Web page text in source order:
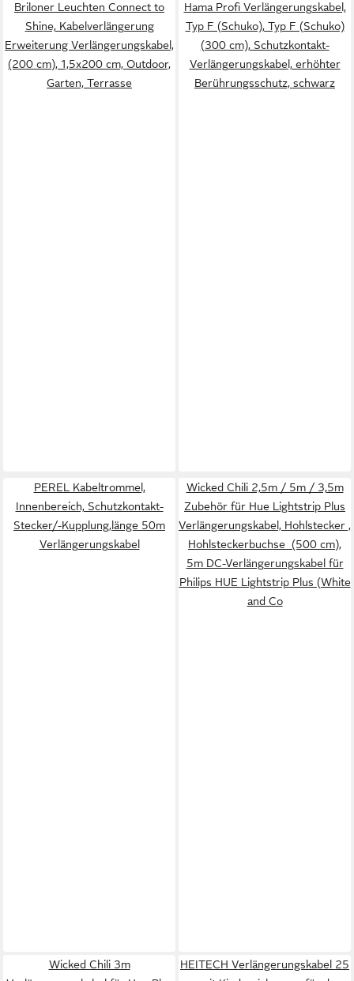
Briloner Leuchten Connect to
Shine, Kabelverlängerung
Erweiterung Verlängerungskabel,
(200 cm), 1,5x200 cm, Outdoor,
Garten, Terrasse
Hama Profi Verlängerungskabel,
Typ F (Schuko), Typ F (Schuko)
(300 cm), Schutzkontakt-
Verlängerungskabel, erhöhter
Berührungsschutz, schwarz
PEREL Kabeltrommel,
Innenbereich, Schutzkontakt-
Stecker/-Kupplung,länge 50m
Verlängerungskabel
Wicked Chili 2,5m / 5m / 3,5m
Zubehör für Hue Lightstrip Plus
Verlängerungskabel, Hohlstecker ,
Hohlsteckerbuchse (500 cm),
5m DC-Verlängerungskabel für
Philips HUE Lightstrip Plus (White
and Co
Wicked Chili 3m
HEITECH Verlängerungskabel 25